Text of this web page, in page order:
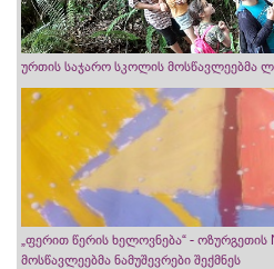
ურთის საჯარო სკოლის მოსწავლეებმა
„ფერით წერის ხელოვნება“ -
მოსწავლეებმა ნამუშევრები შექმნეს